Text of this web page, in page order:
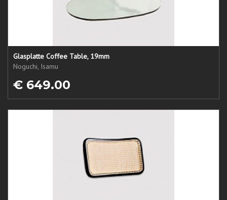
Glasplatte Coffee Table, 19mm
Noguchi, Isamu
€ 649.00